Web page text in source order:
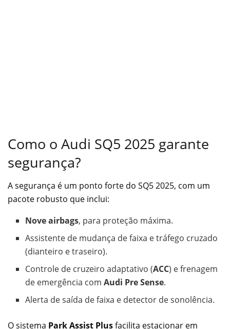
Como o Audi SQ5 2025 garante
segurança?
A segurança é um ponto forte do SQ5 2025, com um
pacote robusto que inclui:
Nove airbags, para proteção máxima.
Assistente de mudança de faixa e tráfego cruzado
(dianteiro e traseiro).
Controle de cruzeiro adaptativo (ACC) e frenagem
de emergência comAudi Pre Sense.
Alerta de saída de faixa e detector de sonolência.
O sistema Park Assist Plusfacilita estacionar em